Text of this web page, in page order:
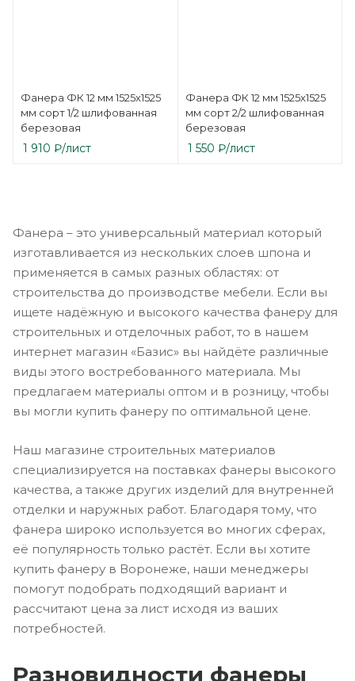
Фанера ФК 12 мм 1525х1525
мм сорт 1/2 шлифованная
березовая
1 910 ₽/лист
Фанера ФК 12 мм 1525х1525
мм сорт 2/2 шлифованная
березовая
1 550 ₽/лист
Фанера – это универсальный материал который
изготавливается из нескольких слоев шпона и
применяется в самых разных областях: от
строительства до производстве мебели. Если вы
ищете надёжную и высокого качества фанеру для
строительных и отделочных работ, то в нашем
интернет магазин «Базис» вы найдёте различные
виды этого востребованного материала. Мы
предлагаем материалы оптом и в розницу, чтобы
вы могли купить фанеру по оптимальной цене.
Наш магазине строительных материалов
специализируется на поставках фанеры высокого
качества, а также других изделий для внутренней
отделки и наружных работ. Благодаря тому, что
фанера широко используется во многих сферах,
её популярность только растёт. Если вы хотите
купить фанеру в Воронеже, наши менеджеры
помогут подобрать подходящий вариант и
рассчитают цена за лист исходя из ваших
потребностей.
Разновидности фанеры